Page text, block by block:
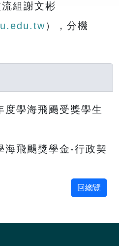
組謝文彬
），分機
度學海飛颺受獎學生
海飛颺獎學金-行政契
回總覽